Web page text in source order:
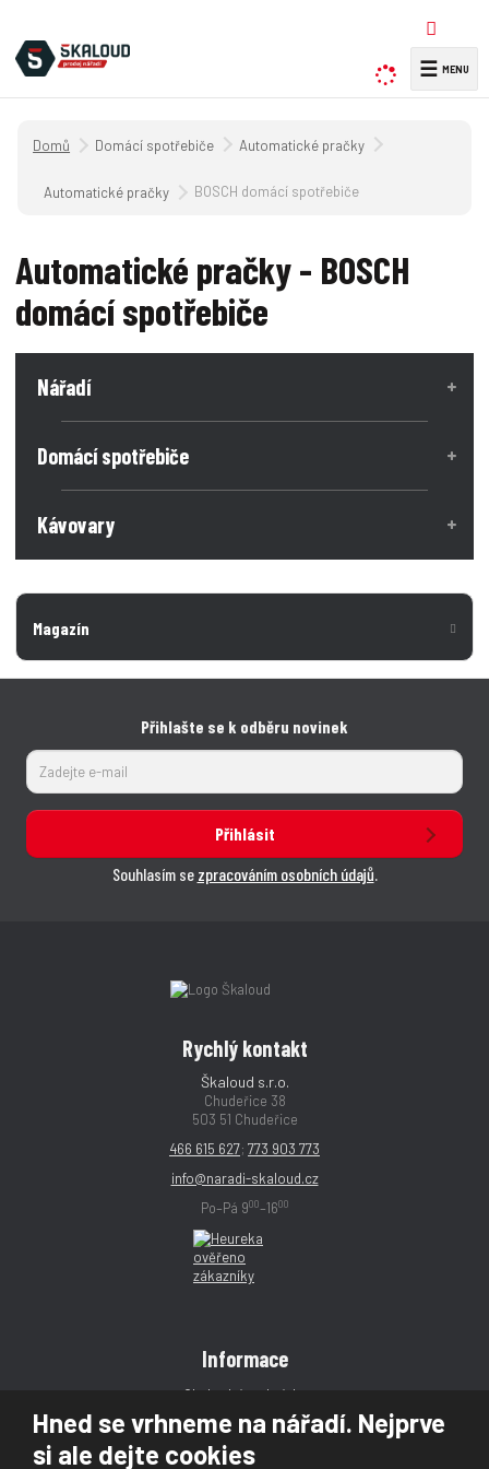
Hned se vrhneme na nářadí. Nejprve
si ale dejte cookies
y
l
t
☰
Úvodní strana
Domácí spotřebiče Automatické pračky
Automatické pračky BOSCH domácí spotřebiče
Automatické pračky - BOSCH
domácí spotřebiče
Nářadí
Domácí spotřebiče
Kávovary
Magazín
Přihlašte se k odběru novinek
Přihlásit
Souhlasím se zpracováním osobních údajů.
Rychlý kontakt
Škaloud s.r.o.
Chudeřice 38
503 51 Chudeřice
466 615 627; 773 903 773
info@naradi-skaloud.cz
Po–Pá 900–1600
Informace
Obchodní podmínky
Reklamace
Magazín